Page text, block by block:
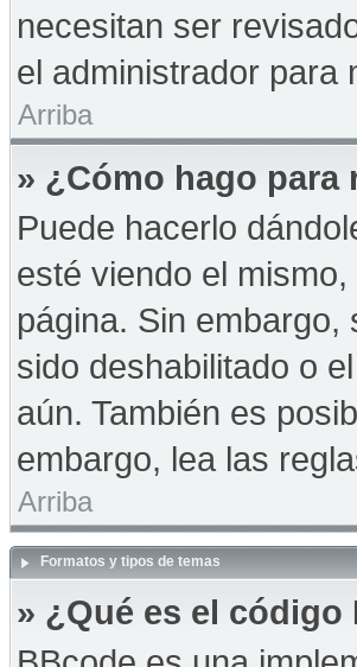
necesitan ser
el administrador para
Arriba
» ¿Cómo hago para
Puede hacerlo
esté viendo el
página. Sin
sido deshabilitado o
aún. También es
embargo, lea las
Arriba
Formatos y tipos de temas
» ¿Qué es el código